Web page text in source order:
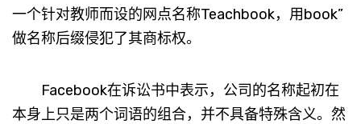
一个针对教师而设的网点名称Teachbook，用book”
做名称后缀侵犯了其商标权。
Facebook在诉讼书中表示，公司的名称起初在
本身上只是两个词语的组合，并不具备特殊含义。然